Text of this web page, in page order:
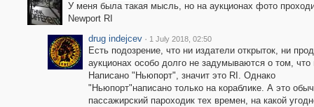
У меня была такая мысль, но на аукционах фото
Newport RI
drug indejcev · 1 July 2018, 02:50
Есть подозрение, что ни издатели открыток, ни
аукционах особо долго не задумываются о том, что
Написано "Ньюпорт", значит это RI. Однако
"Ньюпорт"написано только на кораблике. А это
пассажирский пароходик тех времен, на какой